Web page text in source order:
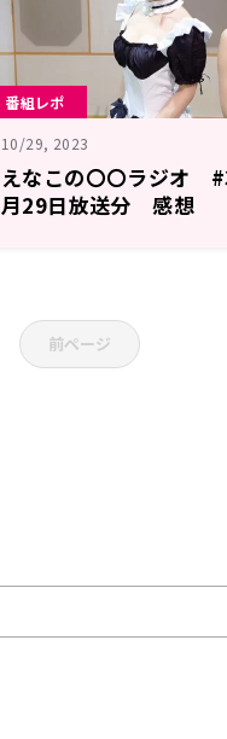
番組レポ
10/29, 2023
えなこの〇〇ラジオ
月29日放送分 感想
前ページ